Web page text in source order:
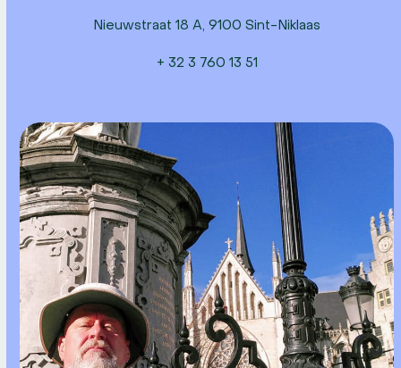
Nieuwstraat 18 A, 9100 Sint-Niklaas
+ 32 3 760 13 51